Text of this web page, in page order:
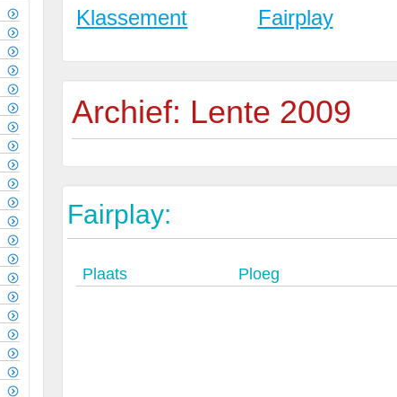
Klassement Fairplay
Archief: Lente 2009
Fairplay:
Plaats Ploeg